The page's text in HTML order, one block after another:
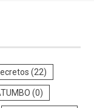
(22)
(0)